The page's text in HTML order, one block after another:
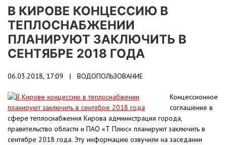
В КИРОВЕ КОНЦЕССИЮ В
ТЕПЛОСНАБЖЕНИИ
ПЛАНИРУЮТ ЗАКЛЮЧИТЬ В
СЕНТЯБРЕ 2018 ГОДА
06.03.2018, 17:09 | ВОДОПОЛЬЗОВАНИЕ
Концессионное
соглашение в
сфере теплоснабжения Кирова администрация города,
правительство области и ПАО «Т Плюс» планируют заключить в
сентябре 2018 года. Эту информацию озвучили на заседании